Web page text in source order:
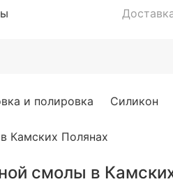
и полировка Силикон
Камских Полянах
смолы в